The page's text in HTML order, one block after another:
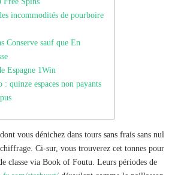
incommodités de pourboire
Conserve sauf que En
Espagne 1Win
: quinze espaces non payants
vous dénichez dans tours sans frais sans nul
Ci-sur, vous trouverez cet tonnes pour
classe via Book of Foutu. Leurs périodes de